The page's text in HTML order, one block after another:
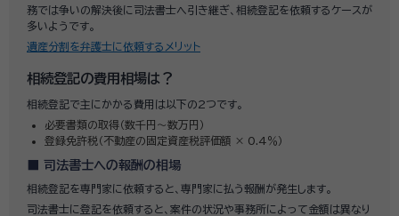
務では争いの解決後に司法書士へ引き継ぎ、相続登記を依頼するケースが
多いようです。
遺産分割を弁護士に依頼するメリット
相続登記の費用相場は？
相続登記で主にかかる費用は以下の2つです。
必要書類の取得（数千円～数万円）
登録免許税（不動産の固定資産税評価額 × 0.4％）
司法書士への報酬の相場
相続登記を専門家に依頼すると、専門家に払う報酬が発生します。
司法書士に登記を依頼すると、案件の状況や事務所によって金額は異なり